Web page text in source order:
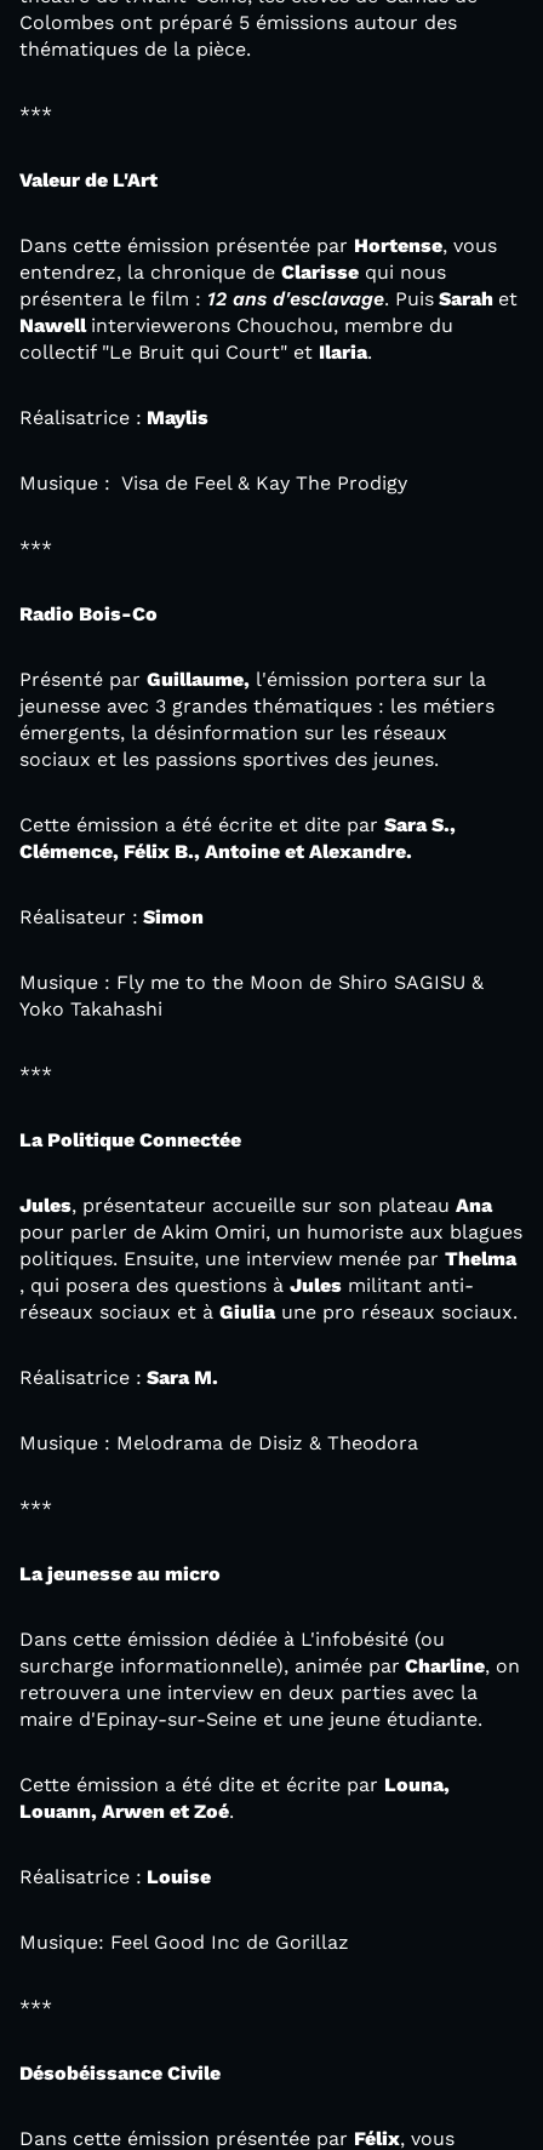
Colombes ont préparé 5 émissions autour des
thématiques de la pièce.
***
Valeur de L'Art
Dans cette émission présentée par Hortense, vous
entendrez, la chronique de Clarisse qui nous
présentera le film : 12 ans d'esclavage. Puis Sarah et
Nawell interviewerons Chouchou, membre du
collectif "Le Bruit qui Court" et Ilaria.
Réalisatrice : Maylis
Musique : Visa de Feel & Kay The Prodigy
***
Radio Bois-Co
Présenté par Guillaume, l'émission portera sur la
jeunesse avec 3 grandes thématiques : les métiers
émergents, la désinformation sur les réseaux
sociaux et les passions sportives des jeunes.
Cette émission a été écrite et dite par Sara S.,
Clémence, Félix B., Antoine et Alexandre.
Réalisateur : Simon
Musique : Fly me to the Moon de Shiro SAGISU &
Yoko Takahashi
***
La Politique Connectée
Jules, présentateur accueille sur son plateau Ana
pour parler de Akim Omiri, un humoriste aux blagues
politiques. Ensuite, une interview menée par Thelma
, qui posera des questions à Jules militant anti-
réseaux sociaux et à Giuliaune pro réseaux sociaux.
Réalisatrice : Sara M.
Musique : Melodrama de Disiz & Theodora
***
La jeunesse au micro
Dans cette émission dédiée à L'infobésité (ou
surcharge informationnelle), animée par Charline, on
retrouvera une interview en deux parties avec la
maire d'Epinay-sur-Seine et une jeune étudiante.
Cette émission a été dite et écrite par Louna,
Louann, Arwen et Zoé.
Réalisatrice : Louise
Musique: Feel Good Inc de Gorillaz
***
Désobéissance Civile
Dans cette émission présentée par Félix, vous